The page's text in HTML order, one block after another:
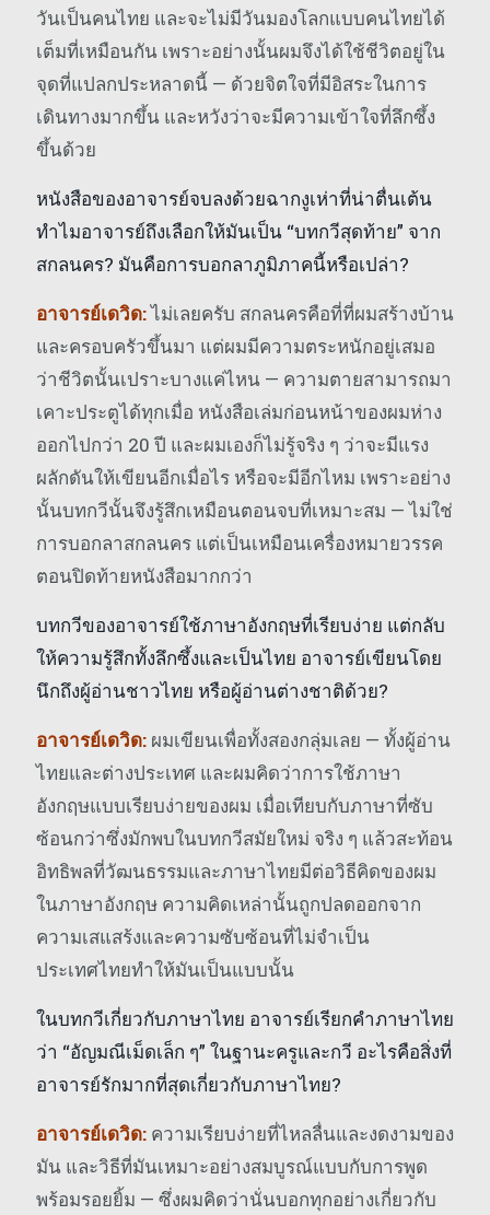
วันเป็นคนไทย และจะไม่มีวันมองโลกแบบคนไทยได้
เต็มที่เหมือนกัน เพราะอย่างนั้นผมจึงได้ใช้ชีวิตอยู่ใน
จุดที่แปลกประหลาดนี้ — ด้วยจิตใจที่มีอิสระในการ
เดินทางมากขึ้น และหวังว่าจะมีความเข้าใจที่ลึกซึ้ง
ขึ้นด้วย
หนังสือของอาจารย์จบลงด้วยฉากงูเห่าที่น่าตื่นเต้น
ทำไมอาจารย์ถึงเลือกให้มันเป็น “บทกวีสุดท้าย” จาก
สกลนคร? มันคือการบอกลาภูมิภาคนี้หรือเปล่า?
อาจารย์เดวิด:ไม่เลยครับ สกลนครคือที่ที่ผมสร้างบ้าน
และครอบครัวขึ้นมา แต่ผมมีความตระหนักอยู่เสมอ
ว่าชีวิตนั้นเปราะบางแค่ไหน — ความตายสามารถมา
เคาะประตูได้ทุกเมื่อ หนังสือเล่มก่อนหน้าของผมห่าง
ออกไปกว่า 20 ปี และผมเองก็ไม่รู้จริง ๆ ว่าจะมีแรง
ผลักดันให้เขียนอีกเมื่อไร หรือจะมีอีกไหม เพราะอย่าง
นั้นบทกวีนั้นจึงรู้สึกเหมือนตอนจบที่เหมาะสม — ไม่ใช่
การบอกลาสกลนคร แต่เป็นเหมือนเครื่องหมายวรรค
ตอนปิดท้ายหนังสือมากกว่า
บทกวีของอาจารย์ใช้ภาษาอังกฤษที่เรียบง่าย แต่กลับ
ให้ความรู้สึกทั้งลึกซึ้งและเป็นไทย อาจารย์เขียนโดย
นึกถึงผู้อ่านชาวไทย หรือผู้อ่านต่างชาติด้วย?
อาจารย์เดวิด: ผมเขียนเพื่อทั้งสองกลุ่มเลย — ทั้งผู้อ่าน
ไทยและต่างประเทศ และผมคิดว่าการใช้ภาษา
อังกฤษแบบเรียบง่ายของผม เมื่อเทียบกับภาษาที่ซับ
ซ้อนกว่าซึ่งมักพบในบทกวีสมัยใหม่ จริง ๆ แล้วสะท้อน
อิทธิพลที่วัฒนธรรมและภาษาไทยมีต่อวิธีคิดของผม
ในภาษาอังกฤษ ความคิดเหล่านั้นถูกปลดออกจาก
ความเสแสร้งและความซับซ้อนที่ไม่จำเป็น
ประเทศไทยทำให้มันเป็นแบบนั้น
ในบทกวีเกี่ยวกับภาษาไทย อาจารย์เรียกคำภาษาไทย
ว่า “อัญมณีเม็ดเล็ก ๆ” ในฐานะครูและกวี อะไรคือสิ่งที่
อาจารย์รักมากที่สุดเกี่ยวกับภาษาไทย?
อาจารย์เดวิด: ความเรียบง่ายที่ไหลลื่นและงดงามของ
มัน และวิธีที่มันเหมาะอย่างสมบูรณ์แบบกับการพูด
พร้อมรอยยิ้ม — ซึ่งผมคิดว่านั่นบอกทุกอย่างเกี่ยวกับ